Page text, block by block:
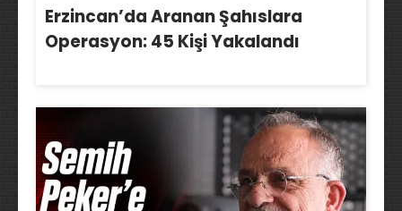
Erzincan’da Aranan Şahıslara
Operasyon: 45 Kişi Yakalandı